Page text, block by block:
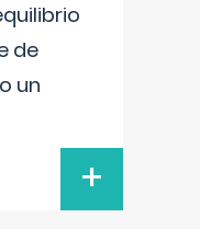
de
un
+